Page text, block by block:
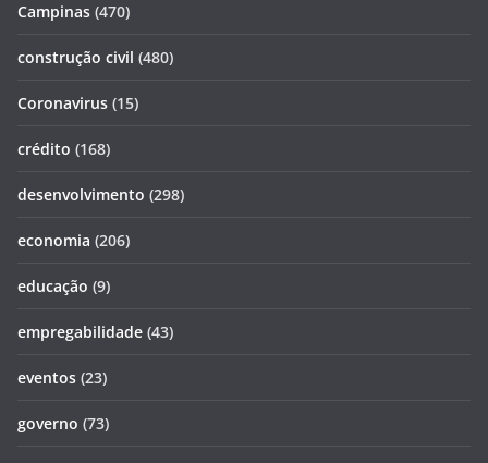
Campinas (470)
construção civil (480)
Coronavirus (15)
crédito (168)
desenvolvimento (298)
economia (206)
educação (9)
empregabilidade (43)
eventos (23)
governo (73)